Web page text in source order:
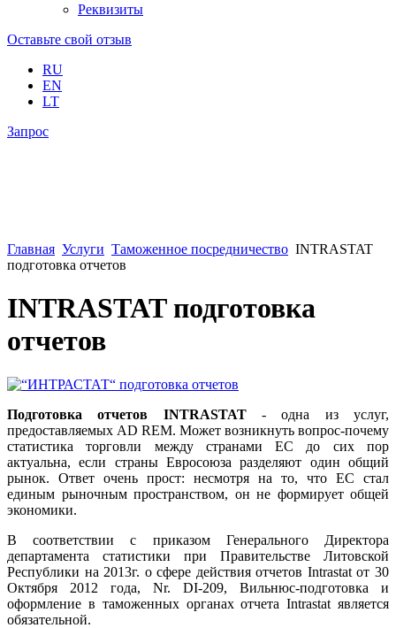
Реквизиты
Оставьте свой отзыв
RU
EN
LT
Запрос
Главная Услуги Таможенное посредничество INTRASTAT
подготовка отчетов
INTRASTAT подготовка
отчетов
Подготовка отчетов INTRASTAT- одна из услуг,
предоставляемых AD REM. Может возникнуть вопрос-почему
статистика торговли между странами ЕС до сих пор
актуальна, если страны Евросоюза разделяют один общий
рынок. Ответ очень прост: несмотря на то, что ЕС стал
единым рыночным пространством, он не формирует общей
экономики.
В соответствии с приказом Генерального Директора
департамента статистики при Правительстве Литовской
Республики на 2013г. о сфере действия отчетов Intrastat от 30
Октября 2012 года, Nr. DI-209, Вильнюс-подготовка и
оформление в таможенных органах отчета Intrastat является
обязательной.